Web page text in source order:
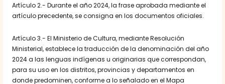
Artículo 2.- Durante el año 2024, la frase aprobada mediante el
artículo precedente, se consigna en los documentos oficiales.
Artículo 3.- El Ministerio de Cultura, mediante Resolución
Ministerial, establece la traducción de la denominación del año
2024 a las lenguas indígenas u originarias que correspondan,
para su uso en los distritos, provincias y departamentos en
donde predominen, conforme a lo señalado en el Mapa